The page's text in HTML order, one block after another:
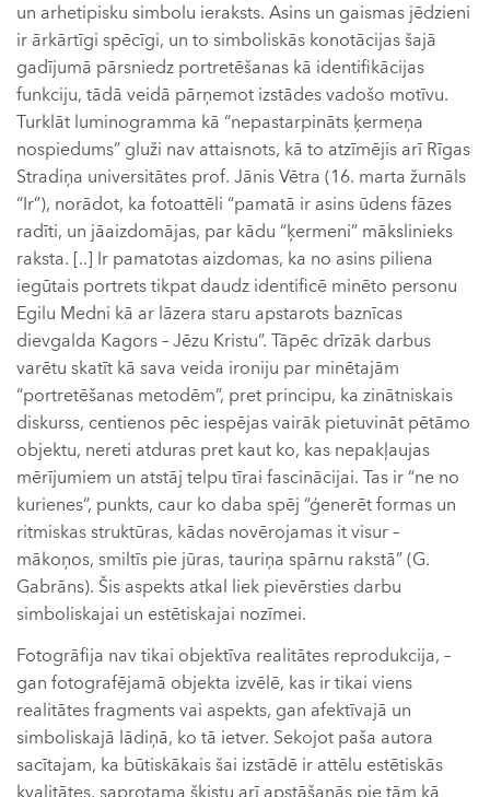
un arhetipisku simbolu ieraksts. Asins un gaismas jēdzieni
ir ārkārtīgi spēcīgi, un to simboliskās konotācijas šajā
gadījumā pārsniedz portretēšanas kā identifikācijas
funkciju, tādā veidā pārņemot izstādes vadošo motīvu.
Turklāt luminogramma kā “nepastarpināts ķermeņa
nospiedums” gluži nav attaisnots, kā to atzīmējis arī Rīgas
Stradiņa universitātes prof. Jānis Vētra (16. marta žurnāls
“Ir”), norādot, ka fotoattēli “pamatā ir asins ūdens fāzes
radīti, un jāaizdomājas, par kādu “ķermeni” mākslinieks
raksta. [..] Ir pamatotas aizdomas, ka no asins piliena
iegūtais portrets tikpat daudz identificē minēto personu
Egilu Medni kā ar lāzera staru apstarots baznīcas
dievgalda Kagors – Jēzu Kristu”. Tāpēc drīzāk darbus
varētu skatīt kā sava veida ironiju par minētajām
“portretēšanas metodēm”, pret principu, ka zinātniskais
diskurss, centienos pēc iespējas vairāk pietuvināt pētāmo
objektu, nereti atduras pret kaut ko, kas nepakļaujas
mērījumiem un atstāj telpu tīrai fascinācijai. Tas ir “ne no
kurienes”, punkts, caur ko daba spēj “ģenerēt formas un
ritmiskas struktūras, kādas novērojamas it visur –
mākoņos, smiltīs pie jūras, tauriņa spārnu rakstā” (G.
Gabrāns). Šis aspekts atkal liek pievērsties darbu
simboliskajai un estētiskajai nozīmei.
Fotogrāfija nav tikai objektīva realitātes reprodukcija, –
gan fotografējamā objekta izvēlē, kas ir tikai viens
realitātes fragments vai aspekts, gan afektīvajā un
simboliskajā lādiņā, ko tā ietver. Sekojot paša autora
sacītajam, ka būtiskākais šai izstādē ir attēlu estētiskās